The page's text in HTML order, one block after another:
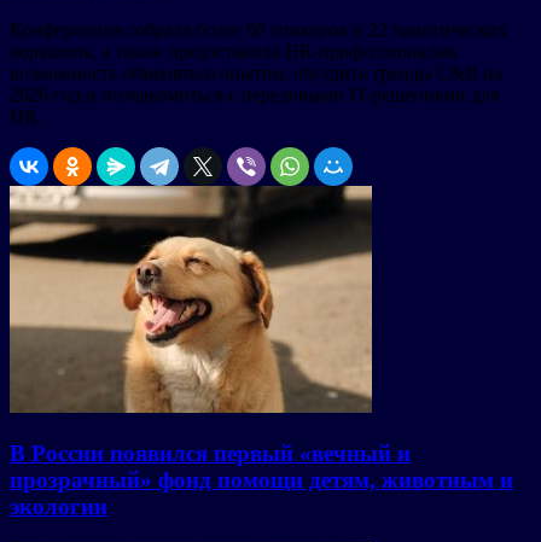
Конференция собрала более 60 спикеров и 22 практических
воркшопа, а также предоставила HR-профессионалам
возможность обменяться опытом, обсудить тренды C&B на
2026 год и познакомиться с передовыми IT-решениями для
HR.
В России появился первый «вечный и
прозрачный» фонд помощи детям, животным и
экологии